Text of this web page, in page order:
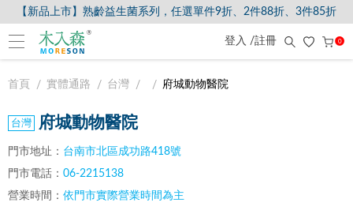
【新品上市】熟齡益生菌系列，任選單件9折、2件88折、3件85折
登入 /註冊 0
首頁 實體通路 台灣 府城動物醫院
府城動物醫院
門市地址： 台南市北區成功路418號
門市電話： 06-2215138
營業時間： 依門市實際營業時間為主